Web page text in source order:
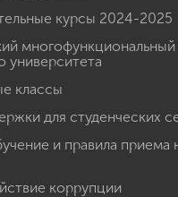
курсы 2024-2025
университета
классы
для студенческих
и правила приема
коррупции